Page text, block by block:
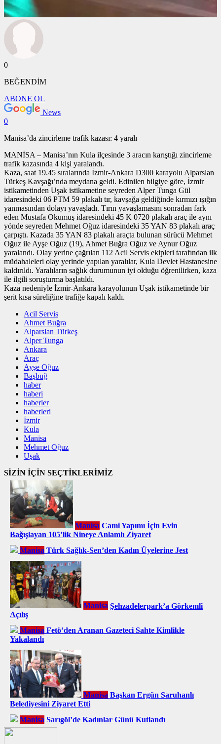
0
BEĞENDİM
ABONE OL
News
0
Manisa’da zincirleme trafik kazası: 4 yaralı
MANİSA – Manisa’nın Kula ilçesinde 3 aracın karıştığı zincirleme
trafik kazasında 4 kişi yaralandı.
Kaza, saat 19.45 sıralarında İzmir-Ankara D300 karayolu Alparslan
Türkeş Kavşağı’nda meydana geldi. Edinilen bilgiye göre, İzmir
istikametinden Uşak istikametine seyreden Alper Tunga Gül
idaresindeki 06 PTM 59 plakalı tır, kavşağa geldiğinde kırmızı ışığın
yanmasından dolayı yavaşladı. Tırın yavaşlamasını sonradan fark
eden Mustafa Okumuş idaresindeki 45 K 0720 plakalı araç ile aynı
yönde seyreden Mehmet Oğuz idaresindeki 35 YAN 83 plakalı araç
çarpıştı. Kazada 35 YAN 83 plakalı araçta bulunan sürücü Mehmet
Oğuz ile Ayşe Oğuz (19), Ahmet Buğra Oğuz ve Aynur Oğuz
yaralandı. Olay yerine çağrılan 112 Acil Servis ekipleri tarafından ilk
müdahaleleri olay yerinde yapılan yaralılar, Kula Devlet Hastanesine
kaldırıldı. Yaralıların sağlık durumunun iyi olduğu öğrenilirken, kaza
ile ilgili soruşturma başlatıldı.
Kaza nedeniyle İzmir-Ankara karayolunun Uşak istikametinde bir
şerit kısa süreliğine trafiğe kapalı kaldı.
Acil Servis
Ahmet Buğra
Alparslan Türkeş
Alper Tunga
Ankara
Araç
Ayşe Oğuz
Başbuğ
haber
haberi
haberler
haberleri
İzmir
Kula
Manisa
Mehmet Oğuz
Uşak
SİZİN İÇİN SEÇTİKLERİMİZ
Manisa Cami Yapımı İçin Evin
Bağışlayan 105’lik Nineye Anlamlı Ziyaret
Manisa Türk Sağlık-Sen’den Kadın Üyelerine Jest
Manisa Şehzadelerpark’a Görkemli
Açılış
Manisa Fetö’den Aranan Gazeteci Sahte Kimlikle
Yakalandı
Manisa Başkan Ergün Saruhanlı
Belediyesini Ziyaret Etti
Manisa Sarıgöl’de Kadınlar Günü Kutlandı